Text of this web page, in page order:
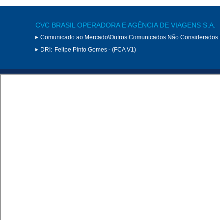
CVC BRASIL OPERADORA E AGÊNCIA DE VIAGENS S.A.
Comunicado ao Mercado\Outros Comunicados Não Considerados
DRI: Felipe Pinto Gomes - (FCA V1)